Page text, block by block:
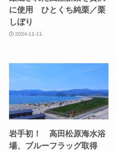
に使用 ひとくち純栗／栗
しぼり
2024-11-11
岩手初！ 高田松原海水浴
場、ブルーフラッグ取得